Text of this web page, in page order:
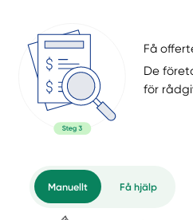
Få
De
för